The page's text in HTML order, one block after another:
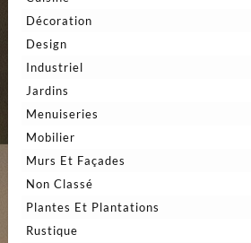
Décoration
Design
Industriel
Jardins
Menuiseries
Mobilier
Murs Et Façades
Non Classé
Plantes Et Plantations
Rustique